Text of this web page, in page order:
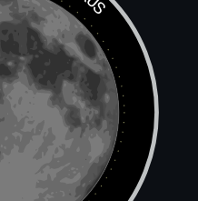
此矣。幸蒙师授，佩服不
之旨，未能自明，於是博参
，道法一致，唯操存施用之
，昔尝与余同门受法，继而
，而会于一理。暇日又将法
文，各以类聚，编次略成。
因感兵劫之余，丧亡何限，